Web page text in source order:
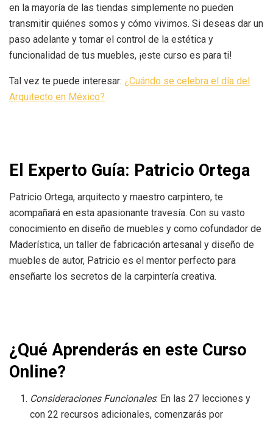
en la mayoría de las tiendas simplemente no pueden
transmitir quiénes somos y cómo vivimos. Si deseas dar un
paso adelante y tomar el control de la estética y
funcionalidad de tus muebles, ¡este curso es para ti!
Tal vez te puede interesar: ¿Cuándo se celebra el día del
Arquitecto en México?
El Experto Guía: Patricio Ortega
Patricio Ortega, arquitecto y maestro carpintero, te
acompañará en esta apasionante travesía. Con su vasto
conocimiento en diseño de muebles y como cofundador de
Maderística, un taller de fabricación artesanal y diseño de
muebles de autor, Patricio es el mentor perfecto para
enseñarte los secretos de la carpintería creativa.
¿Qué Aprenderás en este Curso
Online?
Consideraciones Funcionales: En las 27 lecciones y
con 22 recursos adicionales, comenzarás por